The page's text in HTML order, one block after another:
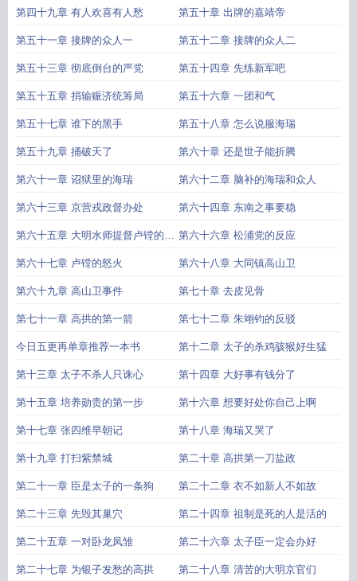
第四十九章 有人欢喜有人愁 第五十章 出牌的嘉靖帝
第五十一章 接牌的众人一 第五十二章 接牌的众人二
第五十三章 彻底倒台的严党 第五十四章 先练新军吧
第五十五章 捐输赈济统筹局 第五十六章 一团和气
第五十七章 谁下的黑手 第五十八章 怎么说服海瑞
第五十九章 捅破天了 第六十章 还是世子能折腾
第六十一章 诏狱里的海瑞 第六十二章 脑补的海瑞和众人
第六十三章 京营戎政督办处 第六十四章 东南之事要稳
第六十五章 大明水师提督卢镗的警
告
第六十六章 松浦党的反应
第六十七章 卢镗的怒火 第六十八章 大同镇高山卫
第六十九章 高山卫事件 第七十章 去皮见骨
第七十一章 高拱的第一箭 第七十二章 朱翊钧的反驳
今日五更再单章推荐一本书 第十二章 太子的杀鸡骇猴好生猛
第十三章 太子不杀人只诛心 第十四章 大好事有钱分了
第十五章 培养勋贵的第一步 第十六章 想要好处你自己上啊
第十七章 张四维早朝记 第十八章 海瑞又哭了
第十九章 打扫紫禁城 第二十章 高拱第一刀盐政
第二十一章 臣是太子的一条狗 第二十二章 衣不如新人不如故
第二十三章 先毁其巢穴 第二十四章 祖制是死的人是活的
第二十五章 一对卧龙凤雏 第二十六章 太子臣一定会办好
第二十七章 为银子发愁的高拱 第二十八章 清苦的大明京官们